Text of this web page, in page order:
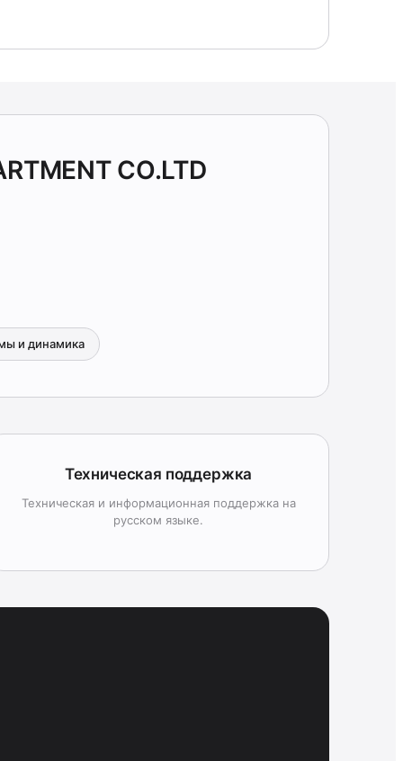
CO.LTD
и динамика
Техническая поддержка
Техническая и информационная поддержка на
русском языке.